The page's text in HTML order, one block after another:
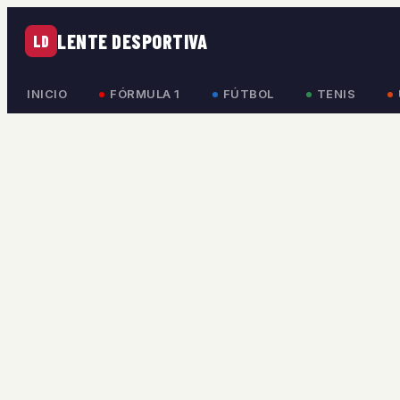
LD LENTE DESPORTIVA
INICIO FÓRMULA 1 FÚTBOL TENIS